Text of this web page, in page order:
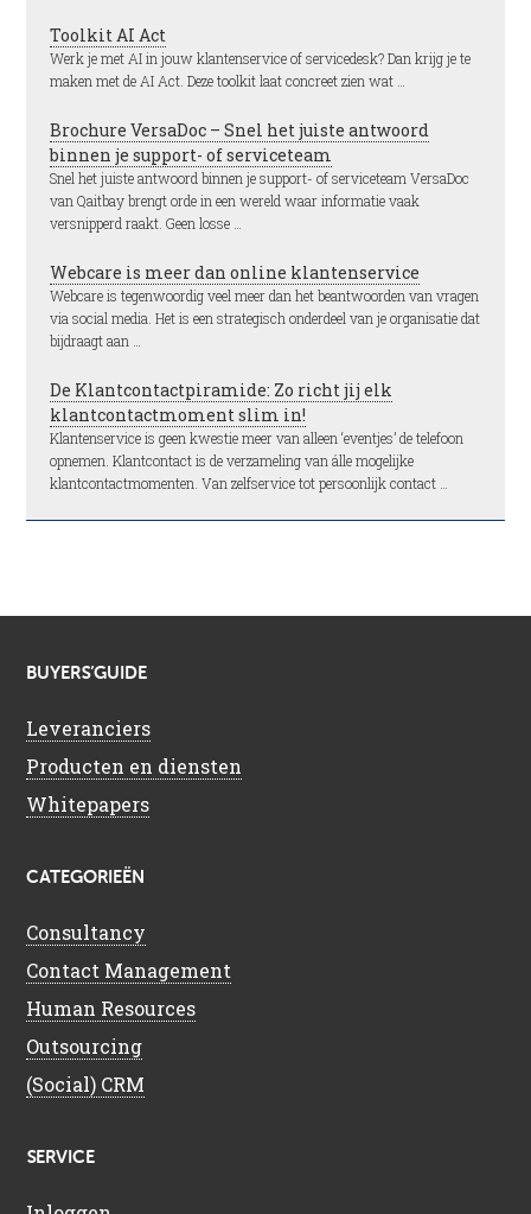
Toolkit AI Act
Werk je met AI in jouw klantenservice of servicedesk? Dan krijg je te
maken met de AI Act. Deze toolkit laat concreet zien wat …
Brochure VersaDoc – Snel het juiste antwoord
binnen je support- of serviceteam
Snel het juiste antwoord binnen je support- of serviceteam VersaDoc
van Qaitbay brengt orde in een wereld waar informatie vaak
versnipperd raakt. Geen losse …
Webcare is meer dan online klantenservice
Webcare is tegenwoordig veel meer dan het beantwoorden van vragen
via social media. Het is een strategisch onderdeel van je organisatie dat
bijdraagt aan …
De Klantcontactpiramide: Zo richt jij elk
klantcontactmoment slim in!
Klantenservice is geen kwestie meer van alleen ‘eventjes’ de telefoon
opnemen. Klantcontact is de verzameling van álle mogelijke
klantcontactmomenten. Van zelfservice tot persoonlijk contact …
BUYERS’GUIDE
Leveranciers
Producten en diensten
Whitepapers
CATEGORIEËN
Consultancy
Contact Management
Human Resources
Outsourcing
(Social) CRM
SERVICE